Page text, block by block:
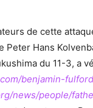
de cette
Peter Hans
du 11-3, a
benjamin-
news/people/